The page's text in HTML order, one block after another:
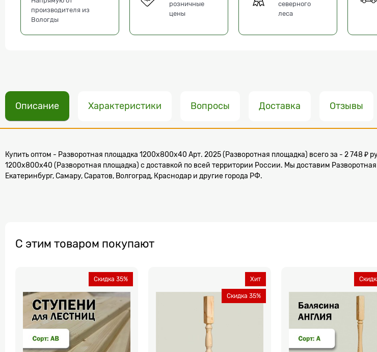
производителя из
Вологды
розничные
цены
северного
леса
Описание Характеристики Вопросы Доставка Отзывы
Купить оптом - Разворотная площадка 1200х800х40 Арт. 2025 (Разворотная площадка) всего за - 2 748
1200х800х40 (Разворотная площадка) с доставкой по всей территории России. Мы доставим
Екатеринбург, Самару, Саратов, Волгоград, Краснодар и другие города РФ.
С этим товаром покупают
Скидка 35% Хит
Скидка 35%